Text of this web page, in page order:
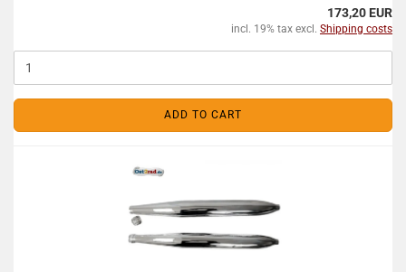
173,20 EUR
incl. 19% tax excl. Shipping costs
ADD TO CART